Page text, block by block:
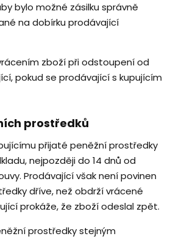
bylo možné zásilku správně
na dobírku prodávající
zboží při odstoupení od
pokud se prodávající s kupujícím
prostředků
přijaté peněžní prostředky
nejpozději do 14 dnů od
Prodávající však není povinen
dříve, než obdrží vrácené
prokáže, že zboží odeslal zpět.
prostředky stejným